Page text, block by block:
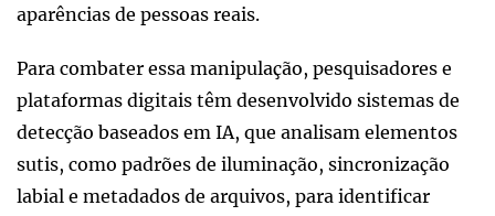
aparências de pessoas reais.
Para combater essa manipulação, pesquisadores e
plataformas digitais têm desenvolvido sistemas de
detecção baseados em IA, que analisam elementos
sutis, como padrões de iluminação, sincronização
labial e metadados de arquivos, para identificar